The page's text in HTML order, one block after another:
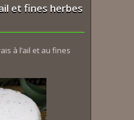
et fines herbes
à l’ail et au fines